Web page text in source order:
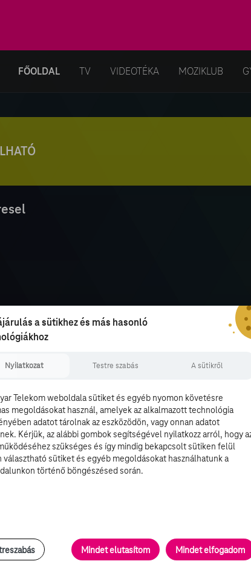
FŐOLDAL TV VIDEOTÉKA MOZIKLUB
a sütikhez és más hasonló
Nyilatkozat Testre szabás A sütikről
Telekom weboldala sütiket és egyéb nyomon követésre
megoldásokat használ, amelyek az alkalmazott technológia
adatot tárolnak az eszközödön, vagy onnan adatot
Kérjük, az alábbi gombok segítségével nyilatkozz arról, hogy
szükséges és így mindig bekapcsolt sütiken felül
választható sütiket és egyéb megoldásokat használhatunk a
történő böngészésed során.
Mindet elutasítom Mindet elfogadom